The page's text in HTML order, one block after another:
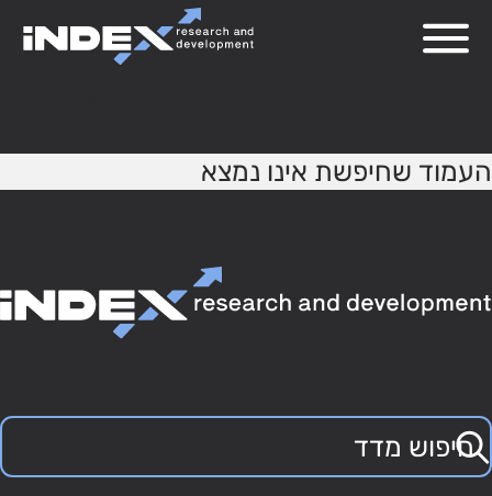
העמוד שחיפשת אינו נמצא